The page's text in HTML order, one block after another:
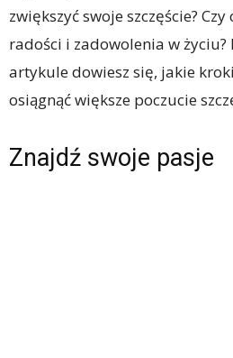
zwiększyć swoje szczęście?
radości i zadowolenia w
artykule dowiesz się, jakie
osiągnąć większe poczucie
Znajdź swoje pasje